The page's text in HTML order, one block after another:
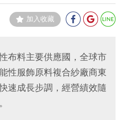
加入收藏
布料主要供應國，全球市
性服飾原料複合紗廠商東
速成長步調，經營績效隨